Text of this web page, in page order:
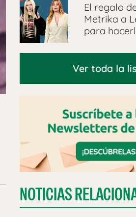
El regalo
Metrika a
para
Ver toda la
NOTICIAS